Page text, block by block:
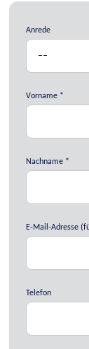
Anrede
Vorname
Nachname
E-Mail-Adresse
Telefon